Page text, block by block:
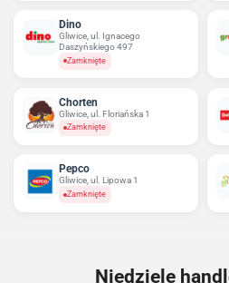
Dino
Gliwice, ul. Ignacego
Daszyńskiego 497
Zamknięte
Chorten
Gliwice, ul. Floriańska 1
Zamknięte
Pepco
Gliwice, ul. Lipowa 1
Zamknięte
Niedziele